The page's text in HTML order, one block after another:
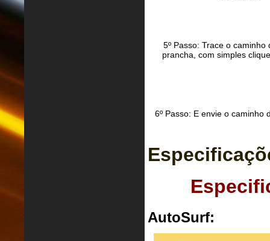
5º Passo: Trace o caminho
prancha, com simples
6º Passo: E envie o
AutoSurf: